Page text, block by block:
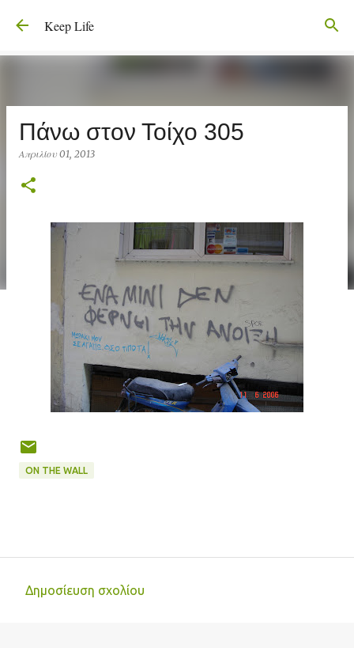
Μετάβαση στο κύριο περιεχόμενο
Keep Life
Πάνω στον Τοίχο 305
Απριλίου 01, 2013
ON THE WALL
Δημοσίευση σχολίου